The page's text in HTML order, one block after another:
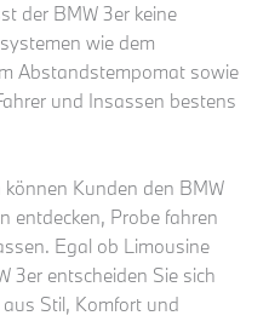
der BMW 3er keine
wie dem
Abstandstempomat sowie
und Insassen bestens
Kunden den BMW
entdecken, Probe fahren
Egal ob Limousine
3er entscheiden Sie sich
Stil, Komfort und